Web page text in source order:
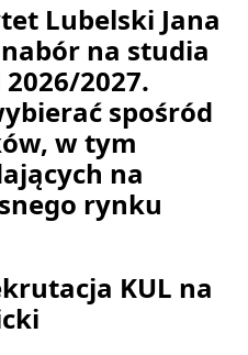
Lubelski Jana
nabór na studia
2027.
spośród
w tym
na
rynku
KUL na